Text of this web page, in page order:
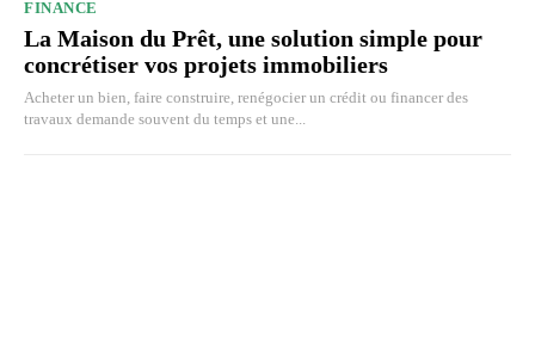
FINANCE
La Maison du Prêt, une solution simple pour
concrétiser vos projets immobiliers
Acheter un bien, faire construire, renégocier un crédit ou financer des
travaux demande souvent du temps et une...